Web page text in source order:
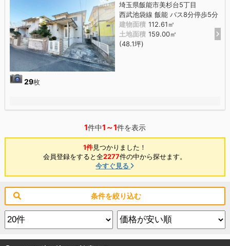
29枚
埼玉県飯能市美杉台5丁目
西武池袋線 飯能 バス8分停歩5分
建物面積 112.61㎡
土地面積 159.00㎡
(48.1坪)
1件中1～1件を表示
1件見つかりました！
会員登録をすると全2277件の中から探せます。
今すぐ見る
条件を絞り込む